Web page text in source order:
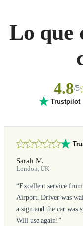
Lo que
4.8/5
Trustpilot
Sarah M.
London, UK
“Excellent service
Airport. Driver was
a sign and the car was
Will use again!”